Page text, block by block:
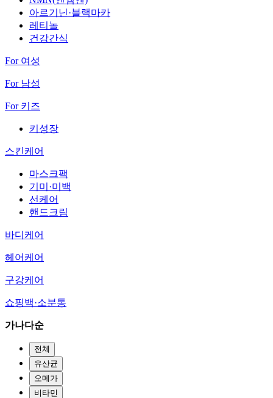
아르기닌·블랙마카
레티놀
건강간식
For 여성
For 남성
For 키즈
키성장
스킨케어
마스크팩
기미·미백
선케어
핸드크림
바디케어
헤어케어
구강케어
쇼핑백·소분통
가나다순
전체
유산균
오메가
비타민